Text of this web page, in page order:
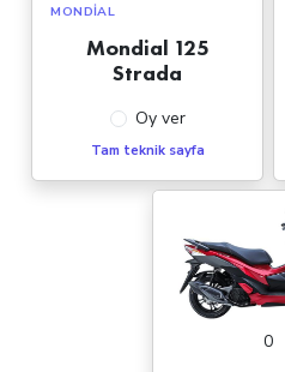
MONDIAL
Mondial 125
Strada
Oy ver
Tam teknik sayfa
0